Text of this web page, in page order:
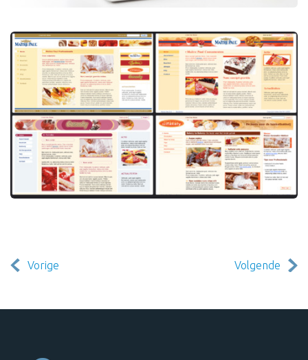
Vorige Volgende